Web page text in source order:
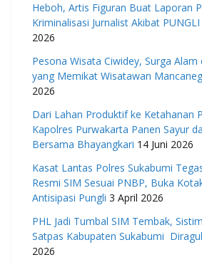
Heboh, Artis Figuran Buat Laporan
Kriminalisasi Jurnalist Akibat PUNGLI
2026
Pesona Wisata Ciwidey, Surga Alam
yang Memikat Wisatawan
2026
Dari Lahan Produktif ke Ketahanan
Kapolres Purwakarta Panen Sayur
Bersama Bhayangkari 14 Juni 2026
Kasat Lantas Polres Sukabumi
Resmi SIM Sesuai PNBP, Buka
Antisipasi Pungli 3 April 2026
PHL Jadi Tumbal SIM Tembak,
Satpas Kabupaten Sukabumi
2026